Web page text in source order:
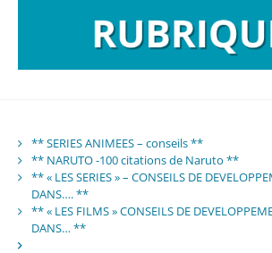
** SERIES ANIMEES – conseils **
** NARUTO -100 citations de Naruto **
** « LES SERIES » – CONSEILS DE
DANS…. **
** « LES FILMS » CONSEILS DE
DANS… **